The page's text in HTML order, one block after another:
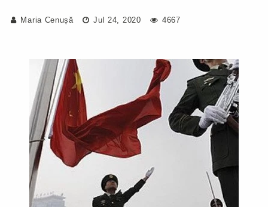
Maria Cenușă Jul 24, 2020 4667